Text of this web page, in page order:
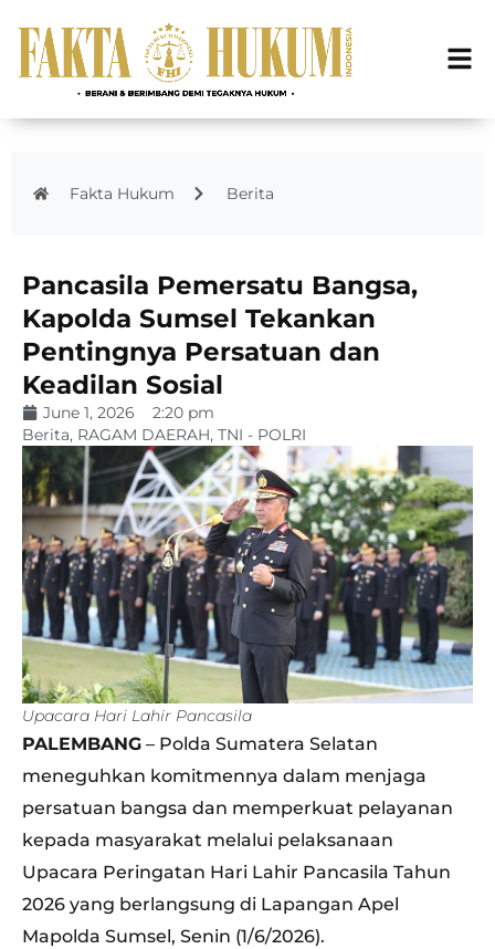
Fakta Hukum Berita
Pancasila Pemersatu Bangsa,
Kapolda Sumsel Tekankan
Pentingnya Persatuan dan
Keadilan Sosial
June 1, 2026
2:20 pm
Berita, RAGAM DAERAH, TNI - POLRI
Upacara Hari Lahir Pancasila
PALEMBANG – Polda Sumatera Selatan
meneguhkan komitmennya dalam menjaga
persatuan bangsa dan memperkuat pelayanan
kepada masyarakat melalui pelaksanaan
Upacara Peringatan Hari Lahir Pancasila Tahun
2026 yang berlangsung di Lapangan Apel
Mapolda Sumsel, Senin (1/6/2026).